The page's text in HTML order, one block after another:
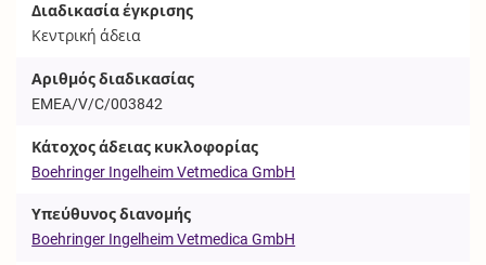
Διαδικασία έγκρισης
Κεντρική άδεια
Αριθμός διαδικασίας
EMEA/V/C/003842
Κάτοχος άδειας κυκλοφορίας
Boehringer Ingelheim Vetmedica GmbH
Υπεύθυνος διανομής
Boehringer Ingelheim Vetmedica GmbH